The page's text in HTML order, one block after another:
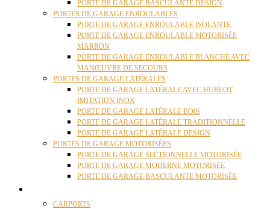
PORTE DE GARAGE BASCULANTE DESIGN
PORTES DE GARAGE ENROULABLES
PORTE DE GARAGE ENROULABLE ISOLANTE
PORTE DE GARAGE ENROULABLE MOTORISÉE
MARRON
PORTE DE GARAGE ENROULABLE BLANCHE AVEC
MANŒUVRE DE SECOURS
PORTES DE GARAGE LATÉRALES
PORTE DE GARAGE LATÉRALE AVEC HUBLOT
IMITATION INOX
PORTE DE GARAGE LATÉRALE BOIS
PORTE DE GARAGE LATÉRALE TRADITIONNELLE
PORTE DE GARAGE LATÉRALE DESIGN
PORTES DE GARAGE MOTORISÉES
PORTE DE GARAGE SECTIONNELLE MOTORISÉE
PORTE DE GARAGE MODERNE MOTORISÉE
PORTE DE GARAGE BASCULANTE MOTORISÉE
CARPORTS